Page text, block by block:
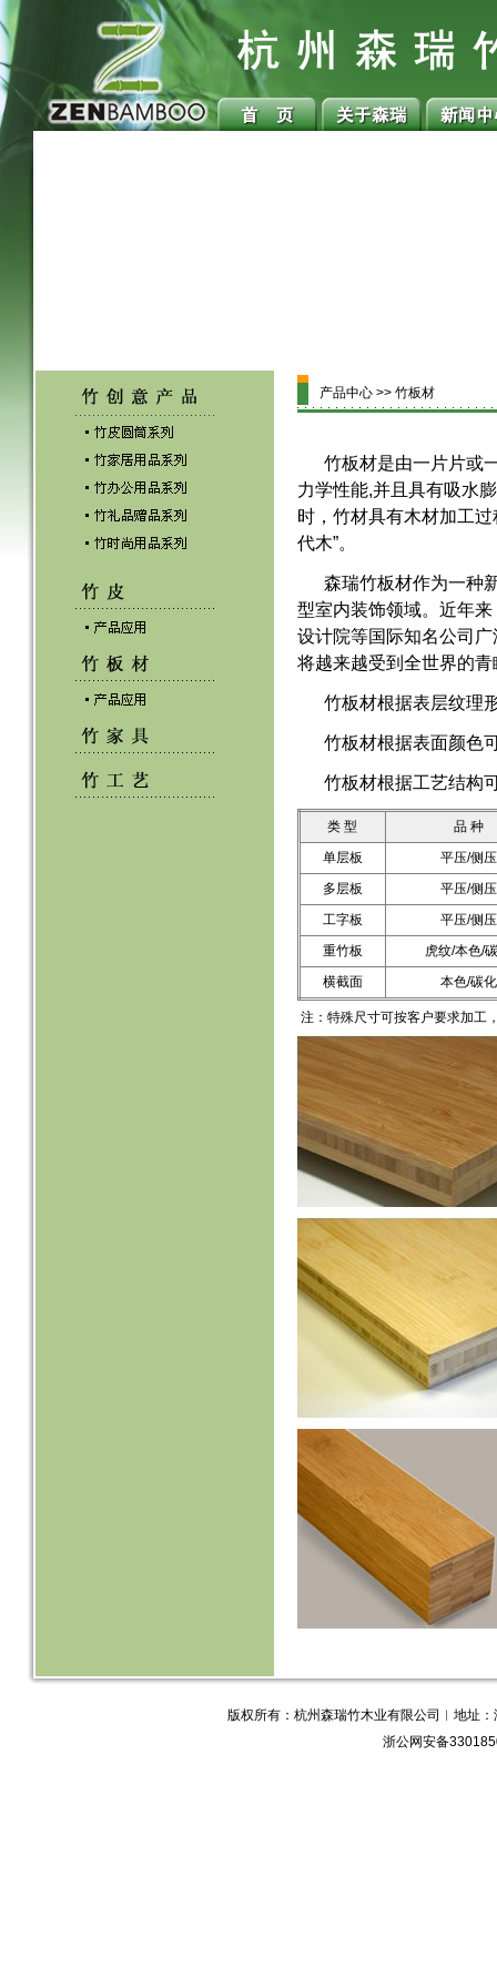
产品中心 >> 竹板材
竹板材是由一片片或
力学性能,并且具有吸水
时，竹材具有木材加工
代木”。
森瑞竹板材作为一种
型室内装饰领域。近年
设计院等国际知名公司
将越来越受到全世界的青
竹板材根据表层纹理
竹板材根据表面颜色
竹板材根据工艺结构
类 型
品 种
单层板
平压/侧压
多层板
平压/侧压
工字板
平压/侧压
重竹板
虎纹/本色/
横截面
本色/碳化
注：特殊尺寸可按客户要求加工
版权所有：杭州森瑞竹木业有限公司︱地址
浙公网安备